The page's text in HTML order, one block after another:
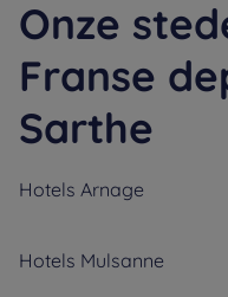
Onze
Franse
Sarthe
Hotels Arnage
Hotels Mulsanne